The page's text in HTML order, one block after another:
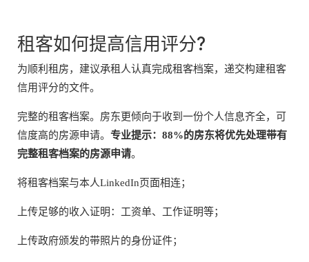
租客如何提高信用评分?
为顺利租房，建议承租人认真完成租客档案，递交构建租客
信用评分的文件。
完整的租客档案。房东更倾向于收到一份个人信息齐全，可
信度高的房源申请。 专业提示：88%的房东将优先处理带有
完整租客档案的房源申请。
将租客档案与本人LinkedIn页面相连；
上传足够的收入证明：工资单、工作证明等；
上传政府颁发的带照片的身份证件；